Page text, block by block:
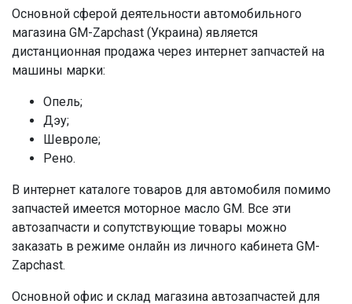
Основной сферой деятельности автомобильного
магазина GM-Zapchast (Украина) является
дистанционная продажа через интернет запчастей на
машины марки:
Опель;
Дэу;
Шевроле;
Рено.
В интернет каталоге товаров для автомобиля помимо
запчастей имеется моторное масло GM. Все эти
автозапчасти и сопутствующие товары можно
заказать в режиме онлайн из личного кабинета GM-
Zapchast.
Основной офис и склад магазина автозапчастей для